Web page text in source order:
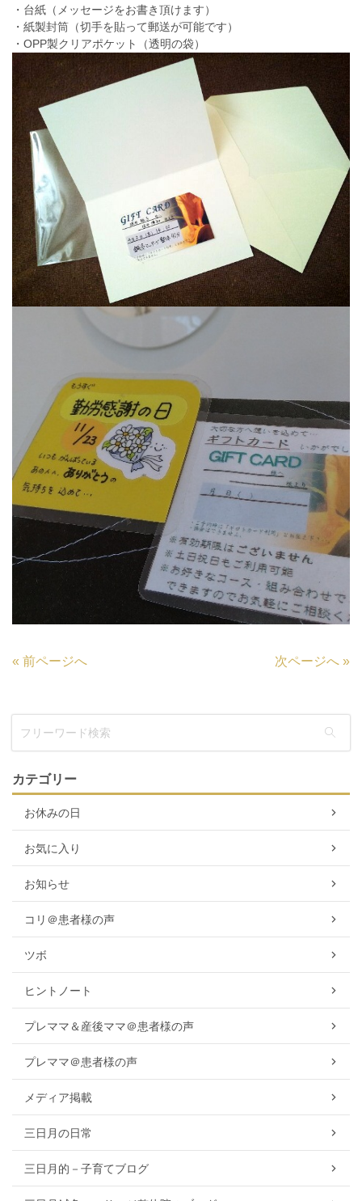
・台紙（メッセージをお書き頂けます）
・紙製封筒（切手を貼って郵送が可能です）
・OPP製クリアポケット（透明の袋）
« 前ページへ 次ページへ »
カテゴリー
お休みの日
お気に入り
お知らせ
コリ＠患者様の声
ツボ
ヒントノート
プレママ＆産後ママ＠患者様の声
プレママ＠患者様の声
メディア掲載
三日月の日常
三日月的－子育てブログ